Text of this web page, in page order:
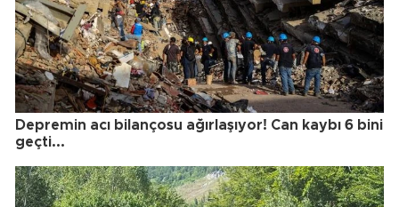
Depremin acı bilançosu ağırlaşıyor! Can kaybı 6 bini
geçti...